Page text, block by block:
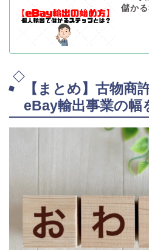
儲か
【まとめ】古物商
eBay輸出事業の幅